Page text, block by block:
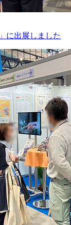
に出展しました